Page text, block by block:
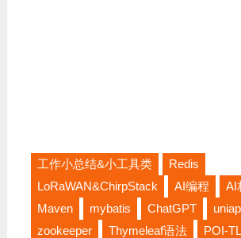
工作小总结&小工具类
Redis
LoRaWAN&ChirpStack
AI编程 AI
Maven
mybatis ChatGPT
zookeeper
Thymeleaf语法 POI-TL